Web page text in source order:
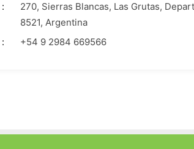
270, Sierras Blancas, Las Grutas,
8521, Argentina
+54 9 2984 669566